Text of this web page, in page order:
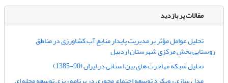
مقالات پر بازدید
تحلیل عوامل مؤثر بر مدیریت پایدار منابع آب کشاورزی در مناطق
روستایی بخش مرکزی شهرستان اردبیل
تحلیل شبکه مهاجرت های بین استانی در ایران (90-1385)